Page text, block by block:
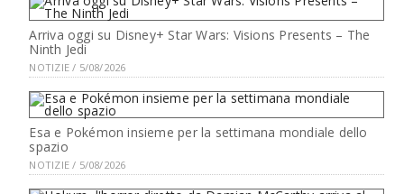
Arriva oggi su Disney+ Star Wars: Visions Presents – The
Ninth Jedi
NOTIZIE / 5/08/2026
Esa e Pokémon insieme per la settimana mondiale dello
spazio
NOTIZIE / 5/08/2026